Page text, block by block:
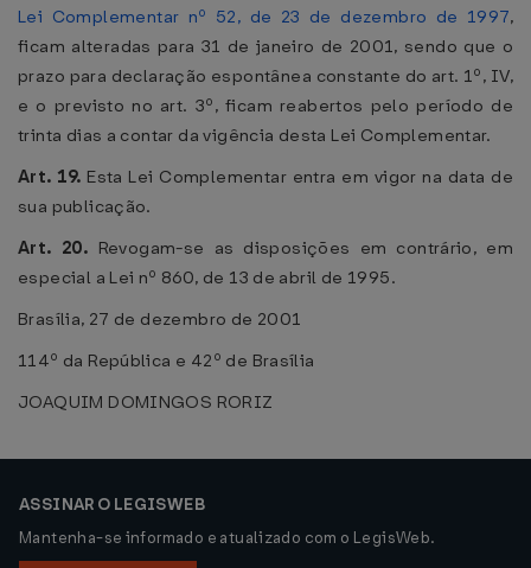
Lei Complementar nº 52, de 23 de dezembro de 1997,
ficam alteradas para 31 de janeiro de 2001, sendo que o
prazo para declaração espontânea constante do art. 1º, IV,
e o previsto no art. 3º, ficam reabertos pelo período de
trinta dias a contar da vigência desta Lei Complementar.
Art. 19. Esta Lei Complementar entra em vigor na data de
sua publicação.
Art. 20. Revogam-se as disposições em contrário, em
especial a Lei nº 860, de 13 de abril de 1995.
Brasília, 27 de dezembro de 2001
114º da República e 42º de Brasília
JOAQUIM DOMINGOS RORIZ
ASSINAR O LEGISWEB
Mantenha-se informado e atualizado com o LegisWeb.